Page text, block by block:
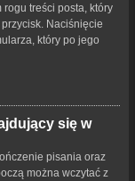
rogu treści posta, który
Naciśnięcie
który po jego
się w
pisania oraz
można wczytać z